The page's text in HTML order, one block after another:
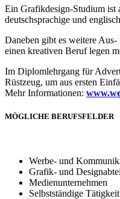
Ein Grafikdesign-Studium ist
deutschsprachige und
Daneben gibt es weitere Aus-
einen kreativen Beruf legen
Im Diplomlehrgang für
Rüstzeug, um aus ersten
Mehr Informationen:
MÖGLICHE BERUFSFELDER
Werbe- und
Grafik- und
Medienunternehmen
Selbstständige